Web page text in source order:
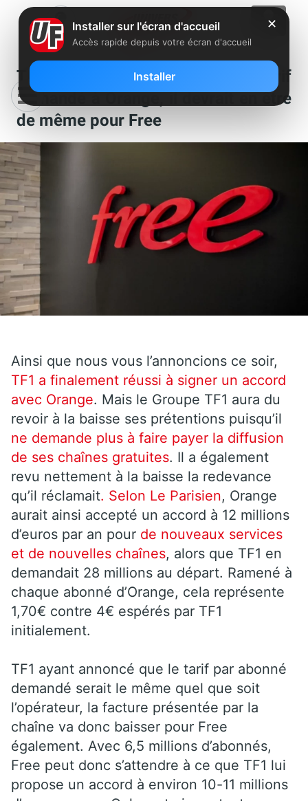
TF1 a nettement fait baisser le tarif
demandé à Orange, il devrait en être
de même pour Free
Ainsi que nous vous l’annoncions ce soir,
TF1 a finalement réussi à signer un accord
avec Orange. Mais le Groupe TF1 aura du
revoir à la baisse ses prétentions puisqu’il
ne demande plus à faire payer la diffusion
de ses chaînes gratuites. Il a également
revu nettement à la baisse la redevance
qu’il réclamait. Selon Le Parisien, Orange
aurait ainsi accepté un accord à 12 millions
d’euros par an pour de nouveaux services
et de nouvelles chaînes, alors que TF1 en
demandait 28 millions au départ. Ramené à
chaque abonné d’Orange, cela représente
1,70€ contre 4€ espérés par TF1
initialement.
TF1 ayant annoncé que le tarif par abonné
demandé serait le même quel que soit
l’opérateur, la facture présentée par la
chaîne va donc baisser pour Free
également. Avec 6,5 millions d’abonnés,
Free peut donc s’attendre à ce que TF1 lui
propose un accord à environ 10-11 millions
✕
Installer sur l'écran d'accueil
Accès rapide depuis votre écran d'accueil
Installer